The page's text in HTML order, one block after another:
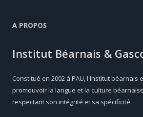
A PROPOS
Institut Béarnais &
Constitué en 2002 à PAU, l'Institut béarnais
promouvoir la langue et la culture
respectant son intégrité et sa spécificité.